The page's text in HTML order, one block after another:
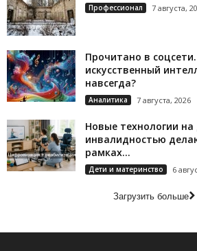
Профессионал 7 августа,
Прочитано в
искусственный
навсегда?
Аналитика 7 августа, 2026
Новые технологии
инвалидностью
рамках...
Дети и материнство 6
Загрузить больше